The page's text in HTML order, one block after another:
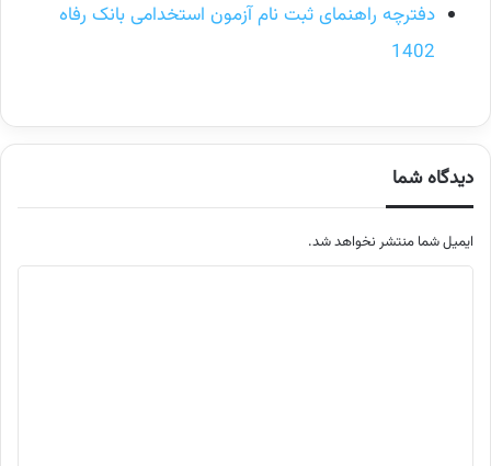
دفترچه راهنمای ثبت نام آزمون استخدامی بانک رفاه
1402
دیدگاه شما
ایمیل شما منتشر نخواهد شد.